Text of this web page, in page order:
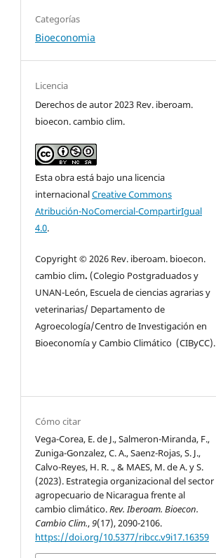
Categorías
Bioeconomia
Licencia
Derechos de autor 2023 Rev. iberoam.
bioecon. cambio clim.
Esta obra está bajo una licencia
internacionalCreative Commons
Atribución-NoComercial-CompartirIgual
4.0.
Copyright © 2026 Rev. iberoam. bioecon.
cambio clim. (Colegio Postgraduados y
UNAN-León, Escuela de ciencias agrarias y
veterinarias/ Departamento de
Agroecología/Centro de Investigación en
Bioeconomía y Cambio Climático (CIByCC).
Cómo citar
Vega-Corea, E. de J., Salmeron-Miranda, F.,
Zuniga-Gonzalez, C. A., Saenz-Rojas, S. J.,
Calvo-Reyes, H. R. ., & MAES, M. de A. y S.
(2023). Estrategia organizacional del sector
agropecuario de Nicaragua frente al
cambio climático.Rev. Iberoam. Bioecon.
Cambio Clim.,9(17), 2090-2106.
https://doi.org/10.5377/ribcc.v9i17.16359